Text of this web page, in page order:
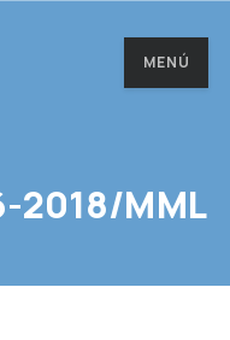
MENÚ
2018/MML